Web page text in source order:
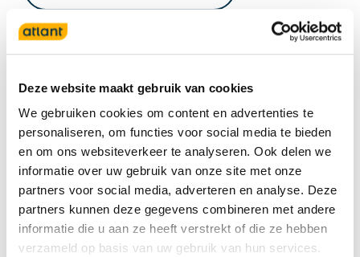
Deze website maakt gebruik van cookies
We gebruiken cookies om content en advertenties te
personaliseren, om functies voor social media te bieden
en om ons websiteverkeer te analyseren. Ook delen we
informatie over uw gebruik van onze site met onze
partners voor social media, adverteren en analyse. Deze
partners kunnen deze gegevens combineren met andere
informatie die u aan ze heeft verstrekt of die ze hebben
verzameld op basis van uw gebruik van hun services.
Zorgaanbod Markenhof
Verpleeghuiszorg
Behandeling en begeleiding